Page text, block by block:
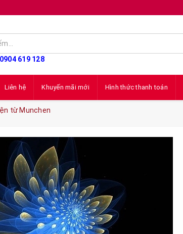
619 128
Liên hệ Khuyến mãi mới Hình thức thanh toán
từ Munchen